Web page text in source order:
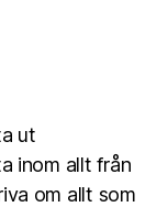
ut
inom allt från
om allt som